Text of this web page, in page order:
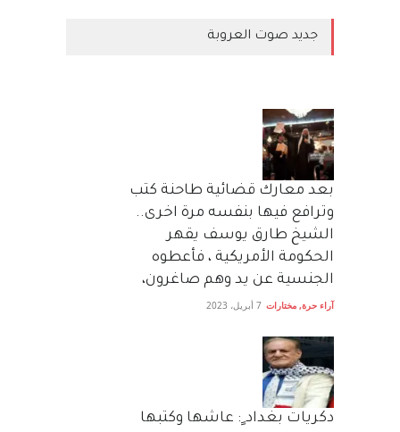
جديد صوت العروبة
بعد معارك قضائية طاحنة كتب
وترافع فيها بنفسه مرة اخرى..
الشيخ طارق يوسف يقهر
الحكومة الأمريكية ، فأعطوه
الجنسية عن يد وهم صاغرون،
آراء حرة, مختارات 7 أبريل، 2023
دكريات بغداد ٍ: عاشها وكتبها